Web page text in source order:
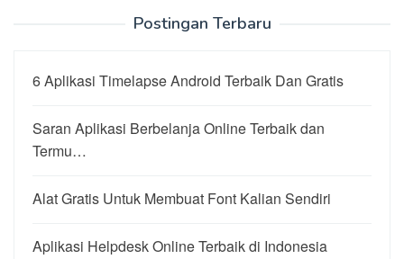
Postingan Terbaru
6 Aplikasi Timelapse Android Terbaik Dan Gratis
Saran Aplikasi Berbelanja Online Terbaik dan
Termu…
Alat Gratis Untuk Membuat Font Kalian Sendiri
Aplikasi Helpdesk Online Terbaik di Indonesia